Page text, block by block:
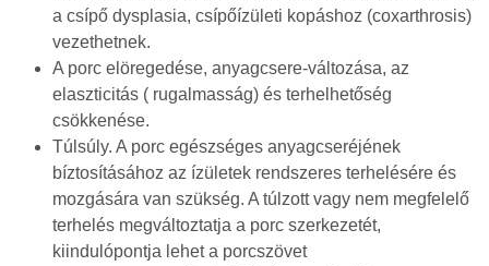
a csípő dysplasia, csípőízületi kopáshoz (coxarthrosis)
vezethetnek.
A porc elöregedése, anyagcsere-változása, az
elaszticitás ( rugalmasság) és terhelhetőség
csökkenése.
Túlsúly. A porc egészséges anyagcseréjének
bíztosításához az ízületek rendszeres terhelésére és
mozgására van szükség. A túlzott vagy nem megfelelő
terhelés megváltoztatja a porc szerkezetét,
kiindulópontja lehet a porcszövet